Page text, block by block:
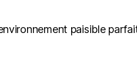
paisible